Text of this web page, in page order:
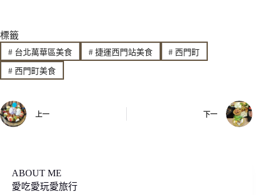
e e
b
o
y
L
標籤
#台北萬華區美食 #捷運西門站美食 # 西門町
#西門町美食
上一 下一
ABOUT ME
愛吃愛玩愛旅行